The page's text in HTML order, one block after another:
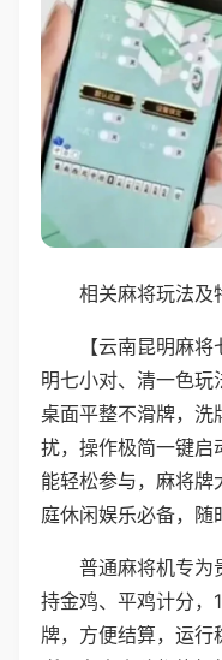
相关麻将玩法及
【云南昆明麻
明七小对、清一色玩
桌面平整不滑牌，洗
扰，操作极简一键启
能轻松参与，麻将牌
庭休闲娱乐必备，随
普通麻将机专为
持金鸡、平鸡计分，
牌，方便结算，运